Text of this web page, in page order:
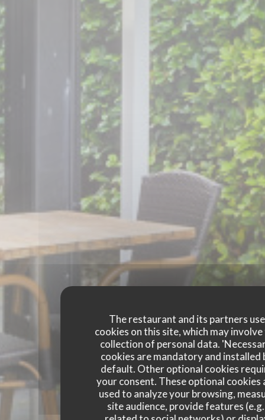
The restaurant and its partners use
cookies on this site, which may
collection of personal data.
cookies are mandatory and installed
default. Other optional cookies
your consent. These optional cookies
used to analyze your browsing,
site audience, provide features